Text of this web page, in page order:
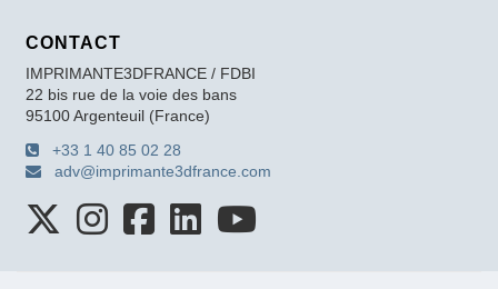
CONTACT
IMPRIMANTE3DFRANCE / FDBI
22 bis rue de la voie des bans
95100 Argenteuil (France)
+33 1 40 85 02 28
adv@imprimante3dfrance.com